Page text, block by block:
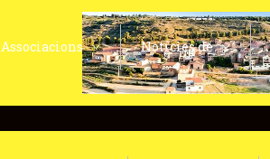
Associacions Notícies de